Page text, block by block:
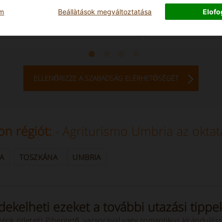
Beállà­tások megváltoztatása
Di Orvieto 500
Perugia Umbria
Valfabbrica 4793
ELLENŐRIZZE A SZABADSÁG ELÉRHETŐSÉGÉT
régiót: - Agriturismo Umbria az
TOSZKÁNA UMBRIA
ezeket a további utazási
ötleteit! Pihentető, vacsorával vagy romantikus